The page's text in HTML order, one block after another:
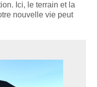
Ici, le terrain et la
nouvelle vie peut